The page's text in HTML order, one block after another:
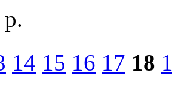
14 15 16 17 18